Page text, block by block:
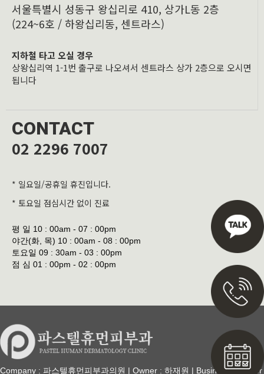
서울특별시 성동구 왕십리로 410, 상가L동 2층
(224~6호 / 하왕십리동, 센트라스)
지하철 타고 오실 경우
상왕십리역 1-1번 출구로 나오셔서 센트라스 상가 2층으로 오시면
됩니다
CONTACT
02 2296 7007
* 일요일/공휴일 휴진입니다.
* 토요일 점심시간 없이 진료
평 일 10 : 00am - 07 : 00pm
야간(화, 목) 10 : 00am - 08 : 00pm
토요일 09 : 30am - 03 : 00pm
점 심 01 : 00pm - 02 : 00pm
Company : 파스텔휴먼피부과의원 | Owner : 하재원 | Business Number